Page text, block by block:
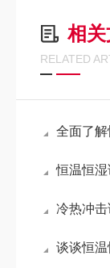
相
RELATED
全面了解恒
恒温恒
冷热冲击试验箱
谈谈恒温恒